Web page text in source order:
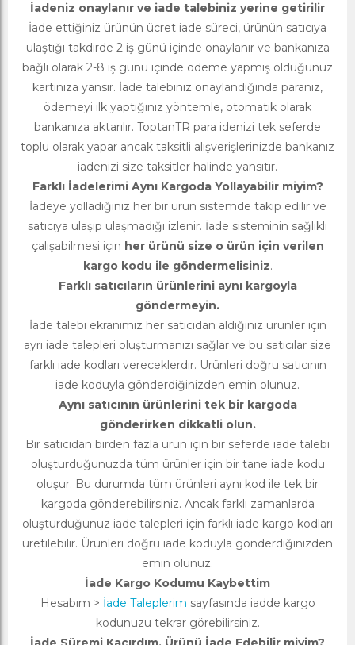
İadeniz onaylanır ve iade talebiniz yerine getirilir
İade ettiğiniz ürünün ücret iade süreci, ürünün satıcıya
ulaştığı takdirde 2 iş günü içinde onaylanır ve bankanıza
bağlı olarak 2-8 iş günü içinde ödeme yapmış olduğunuz
kartınıza yansır. İade talebiniz onaylandığında paranız,
ödemeyi ilk yaptığınız yöntemle, otomatik olarak
bankanıza aktarılır. ToptanTR para idenizi tek seferde
toplu olarak yapar ancak taksitli alışverişlerinizde bankanız
iadenizi size taksitler halinde yansıtır.
Farklı İadelerimi Aynı Kargoda Yollayabilir miyim?
İadeye yolladığınız her bir ürün sistemde takip edilir ve
satıcıya ulaşıp ulaşmadığı izlenir. İade sisteminin sağlıklı
çalışabilmesi için her ürünü size o ürün için verilen
kargo kodu ile göndermelisiniz.
Farklı satıcıların ürünlerini aynı kargoyla
göndermeyin.
İade talebi ekranımız her satıcıdan aldığınız ürünler için
ayrı iade talepleri oluşturmanızı sağlar ve bu satıcılar size
farklı iade kodları vereceklerdir. Ürünleri doğru satıcının
iade koduyla gönderdiğinizden emin olunuz.
Aynı satıcının ürünlerini tek bir kargoda
gönderirken dikkatli olun.
Bir satıcıdan birden fazla ürün için bir seferde iade talebi
oluşturduğunuzda tüm ürünler için bir tane iade kodu
oluşur. Bu durumda tüm ürünleri aynı kod ile tek bir
kargoda gönderebilirsiniz. Ancak farklı zamanlarda
oluşturduğunuz iade talepleri için farklı iade kargo kodları
üretilebilir. Ürünleri doğru iade koduyla gönderdiğinizden
emin olunuz.
İade Kargo Kodumu Kaybettim
Hesabım > İade Taleplerim sayfasında iadde kargo
kodunuzu tekrar görebilirsiniz.